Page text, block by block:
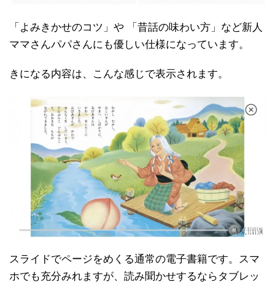
「よみきかせのコツ」や 「昔話の味わい方」など新人
ママさんパパさんにも優しい仕様になっています。
きになる内容は、こんな感じで表示されます。
スライドでページをめくる通常の電子書籍です。スマ
ホでも充分みれますが、読み聞かせするならタブレッ